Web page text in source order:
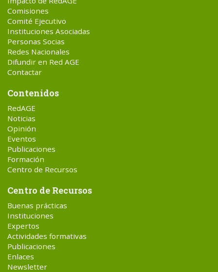
Comisiones
Comité Ejecutivo
Instituciones Asociadas
Personas Socias
Redes Nacionales
Difundir en Red AGE
Contactar
Contenidos
RedAGE
Noticias
Opinión
Eventos
Publicaciones
Formación
Centro de Recursos
Centro de Recursos
Buenas prácticas
Instituciones
Expertos
Actividades formativas
Publicaciones
Enlaces
Newsletter